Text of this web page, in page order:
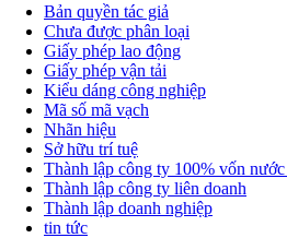
Bản quyền tác giả
Chưa được phân loại
Giấy phép lao động
Giấy phép vận tải
Kiểu dáng công nghiệp
Mã số mã vạch
Nhãn hiệu
Sở hữu trí tuệ
Thành lập công ty 100% vốn nước
Thành lập công ty liên doanh
Thành lập doanh nghiệp
tin tức